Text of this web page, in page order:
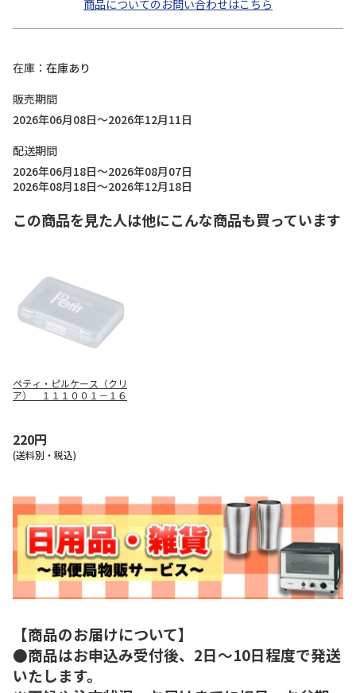
商品についてのお問い合わせはこちら
在庫
在庫あり
販売期間
2026年06月08日～2026年12月11日
配送期間
2026年06月18日～2026年08月07日
2026年08月18日～2026年12月18日
この商品を見た人は他にこんな商品も買っています
ペティ・ピルケース（クリ
ア） １１１００１－１６
220円
(送料別・税込)
【商品のお届けについて】
●商品はお申込み受付後、2日～10日程度で発送
いたします。